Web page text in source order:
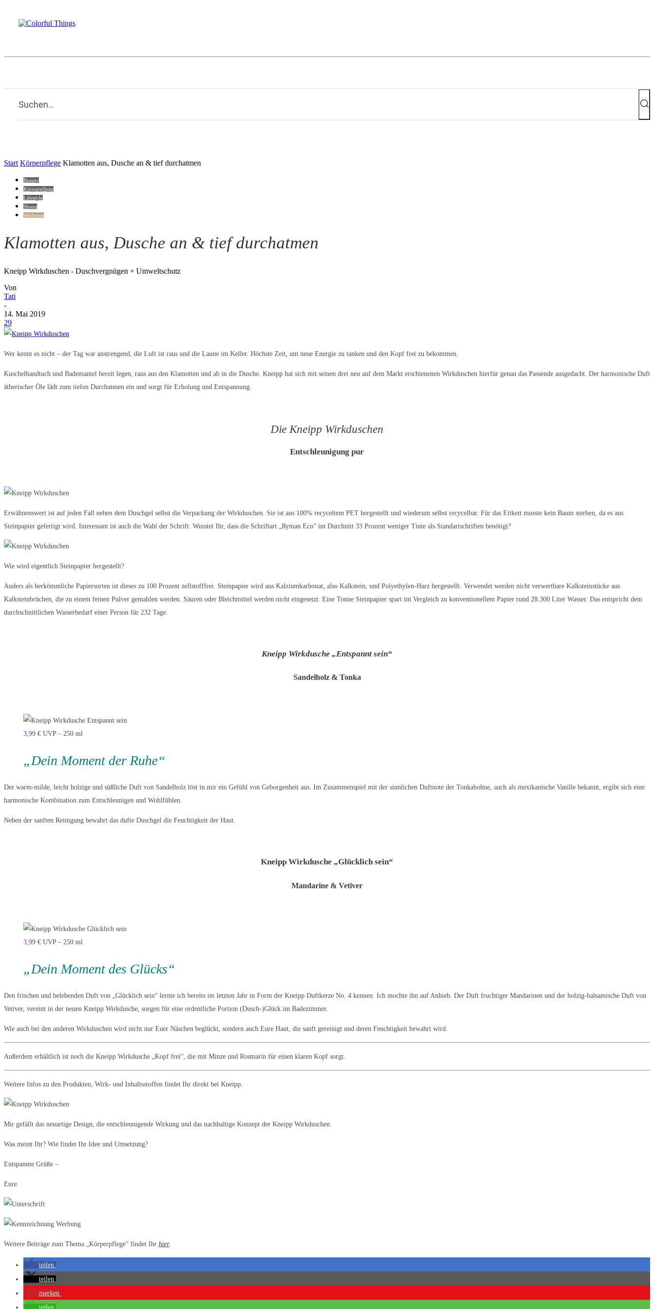
Suchen...
Start Körperpflege Klamotten aus, Dusche an & tief durchatmen
Beauty
Körperpflege
Lifestyle
Shops
Werbung
Klamotten aus, Dusche an & tief durchatmen
Kneipp Wirkduschen - Duschvergnügen + Umweltschutz
Von
Tati
-
14. Mai 2019
29
Wer kennt es nicht – der Tag war anstrengend, die Luft ist raus und die Laune im Keller. Höchste Zeit, um neue Energie zu tanken und den Kopf frei zu bekommen.
Kuschelhandtuch und Bademantel bereit legen, raus aus den Klamotten und ab in die Dusche. Kneipp hat sich mit seinen drei neu auf dem Markt erschienenen Wirkduschen hierfür genau das Passende ausgedacht. Der harmonische Duft
ätherischer Öle lädt zum tiefen Durchatmen ein und sorgt für Erholung und Entspannung.
Die Kneipp Wirkduschen
Entschleunigung pur
Erwähnenswert ist auf jeden Fall neben dem Duschgel selbst die Verpackung der Wirkduschen. Sie ist aus 100% recyceltem PET hergestellt und wiederum selbst recycelbar. Für das Etikett musste kein Baum sterben, da es aus
Steinpapier gefertigt wird. Interessant ist auch die Wahl der Schrift. Wusstet Ihr, dass die Schriftart „Ryman Eco“ im Durchnitt 33 Prozent weniger Tinte als Standartschriften benötigt?
Wie wird eigentlich Steinpapier hergestellt?
Anders als herkömmliche Papiersorten ist dieses zu 100 Prozent zellstofffrei. Steinpapier wird aus Kalziumkarbonat, also Kalkstein, und Polyethylen-Harz hergestellt. Verwendet werden nicht verwertbare Kalksteinstücke aus
Kalksteinbrüchen, die zu einem feinen Pulver gemahlen werden. Säuren oder Bleichmittel werden nicht eingesetzt. Eine Tonne Steinpapier spart im Vergleich zu konventionellem Papier rund 28.300 Liter Wasser. Das entspricht dem
durchschnittlichen Wasserbedarf einer Person für 232 Tage.
Kneipp Wirkdusche „Entspannt sein“
Sandelholz & Tonka
3,99 € UVP – 250 ml
„Dein Moment der Ruhe“
Der warm-milde, leicht holzige und süßliche Duft von Sandelholz löst in mir ein Gefühl von Geborgenheit aus. Im Zusammenspiel mit der sinnlichen Duftnote der Tonkabohne, auch als mexikanische Vanille bekannt, ergibt sich eine
harmonische Kombination zum Entschleunigen und Wohlfühlen.
Neben der sanften Reinigung bewahrt das dufte Duschgel die Feuchtigkeit der Haut.
Kneipp Wirkdusche „Glücklich sein“
Mandarine & Vetiver
3,99 € UVP – 250 ml
„Dein Moment des Glücks“
Den frischen und belebenden Duft von „Glücklich sein“ lernte ich bereits im letzten Jahr in Form der Kneipp Duftkerze No. 4 kennen. Ich mochte ihn auf Anhieb. Der Duft fruchtiger Mandarinen und der holzig-balsamische Duft von
Vetiver, vereint in der neuen Kneipp Wirkdusche, sorgen für eine ordentliche Portion (Dusch-)Glück im Badezimmer.
Wie auch bei den anderen Wirkduschen wird nicht nur Euer Näschen beglückt, sondern auch Eure Haut, die sanft gereinigt und deren Feuchtigkeit bewahrt wird.
Außerdem erhältlich ist noch die Kneipp Wirkdusche „Kopf frei“, die mit Minze und Rosmarin für einen klaren Kopf sorgt.
Weitere Infos zu den Produkten, Wirk- und Inhaltsstoffen findet Ihr direkt bei Kneipp.
Mir gefällt das neuartige Design, die entschleunigende Wirkung und das nachhaltige Konzept der Kneipp Wirkduschen.
Was meint Ihr? Wie findet Ihr Idee und Umsetzung?
Entspannte Grüße –
Eure
Weitere Beiträge zum Thema „Körperpflege“ findet Ihr hier.
teilen
teilen
merken
teilen